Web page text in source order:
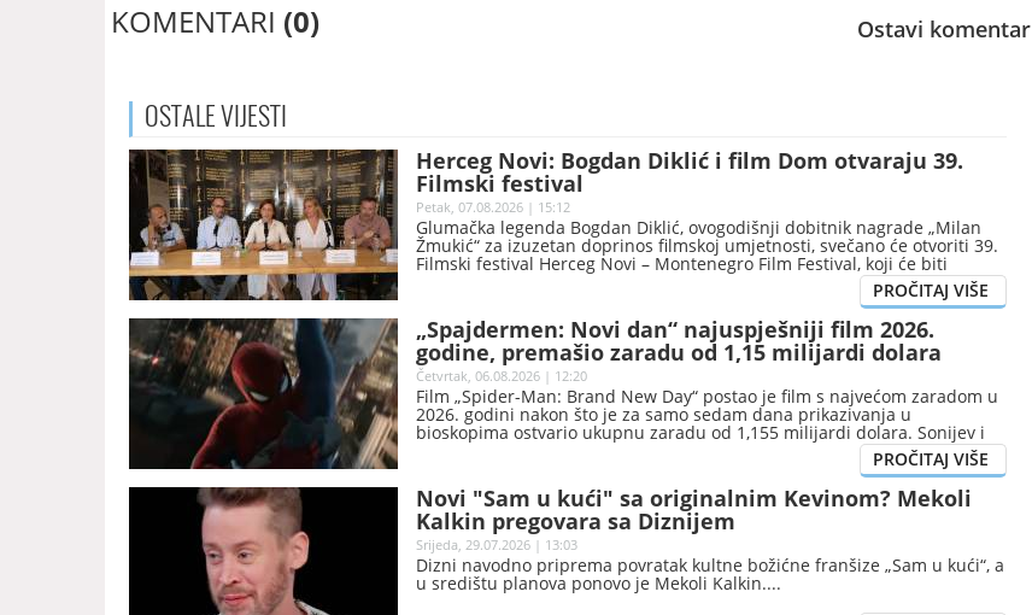
KOMENTARI (0) Ostavi komentar
OSTALEVIJESTI
Herceg Novi: Bogdan Diklić i film Dom otvaraju 39.
Filmski festival
Petak, 07.08.2026 | 15:12
Glumačka legenda Bogdan Diklić, ovogodišnji dobitnik nagrade „Milan
Žmukić“ za izuzetan doprinos filmskoj umjetnosti, svečano će otvoriti 39.
Filmski festival Herceg Novi – Montenegro Film Festival, koji će biti
„Spajdermen: Novi dan“ najuspješniji film 2026.
godine, premašio zaradu od 1,15 milijardi dolara
Četvrtak, 06.08.2026 | 12:20
Film „Spider-Man: Brand New Day“ postao je film s najvećom zaradom u
2026. godini nakon što je za samo sedam dana prikazivanja u
bioskopima ostvario ukupnu zaradu od 1,155 milijardi dolara. Sonijev i
Marvelov nastavak, u kojem glavne uloge tumače Tom Holand i Zendaja,
do sada je zaradio 449 miliona dolara na domaćem tržištu i 706,3
miliona dolara na međunarodnom, čime je nadmašio Diznijev film „Toy
Story 5“, koji je od juna ostvario zaradu od 1,067 milijardi dolara.
Novi "Sam u kući" sa originalnim Kevinom? Mekoli
Kalkin pregovara sa Diznijem
Srijeda, 29.07.2026 | 13:03
Dizni navodno priprema povratak kultne božićne franšize „Sam u kući“, a
u središtu planova ponovo je Mekoli Kalkin.